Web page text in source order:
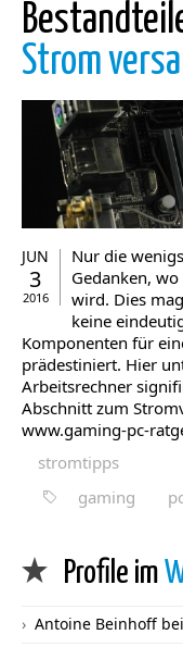
Strom
JUN
3
2016
Nur die
Gedanken,
wird. Dies
keine
Komponenten für
prädestiniert. Hier
Arbeitsrechner
Abschnitt zum
www.gaming-pc-
stromtipps
gaming
Profile im
Antoine Beinhoff